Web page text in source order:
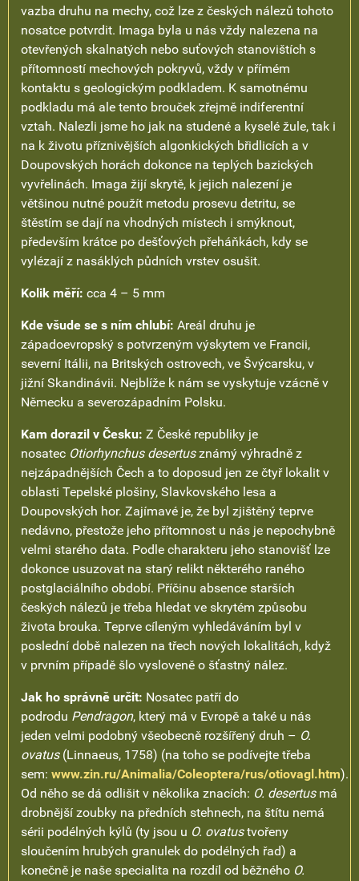
vazba druhu na mechy, což lze z českých nálezů tohoto
nosatce potvrdit. Imaga byla u nás vždy nalezena na
otevřených skalnatých nebo suťových stanovištích s
přítomností mechových pokryvů, vždy v přímém
kontaktu s geologickým podkladem. K samotnému
podkladu má ale tento brouček zřejmě indiferentní
vztah. Nalezli jsme ho jak na studené a kyselé žule, tak i
na k životu příznivějších algonkických břidlicích a v
Doupovských horách dokonce na teplých bazických
vyvřelinách. Imaga žijí skrytě, k jejich nalezení je
většinou nutné použít metodu prosevu detritu, se
štěstím se dají na vhodných místech i smýknout,
především krátce po dešťových přeháňkách, kdy se
vylézají z nasáklých půdních vrstev osušit.
Kolik měří: cca 4 – 5 mm
Kde všude se s ním chlubí: Areál druhu je
západoevropský s potvrzeným výskytem ve Francii,
severní Itálii, na Britských ostrovech, ve Švýcarsku, v
jižní Skandinávii. Nejblíže k nám se vyskytuje vzácně v
Německu a severozápadním Polsku.
Kam dorazil v Česku: Z České republiky je
nosatec Otiorhynchus desertusznámý výhradně z
nejzápadnějších Čech a to doposud jen ze čtyř lokalit v
oblasti Tepelské plošiny, Slavkovského lesa a
Doupovských hor. Zajímavé je, že byl zjištěný teprve
nedávno, přestože jeho přítomnost u nás je nepochybně
velmi starého data. Podle charakteru jeho stanovišť lze
dokonce usuzovat na starý relikt některého raného
postglaciálního období. Příčinu absence starších
českých nálezů je třeba hledat ve skrytém způsobu
života brouka. Teprve cíleným vyhledáváním byl v
poslední době nalezen na třech nových lokalitách, když
v prvním případě šlo vysloveně o šťastný nález.
Jak ho správně určit: Nosatec patří do
podrodu Pendragon, který má v Evropě a také u nás
jeden velmi podobný všeobecně rozšířený druh – O.
ovatus(Linnaeus, 1758) (na toho se podívejte třeba
sem: www.zin.ru/Animalia/Coleoptera/rus/otiovagl.htm).
Od něho se dá odlišit v několika znacích: O. desertusmá
drobnější zoubky na předních stehnech, na štítu nemá
sérii podélných kýlů (ty jsou u O. ovatustvořeny
sloučením hrubých granulek do podélných řad) a
konečně je naše specialita na rozdíl od běžného O.